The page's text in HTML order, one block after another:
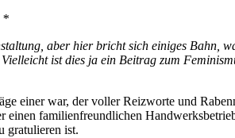
*
aber hier bricht sich einiges Bahn,
ist dies ja ein Beitrag zum
einer war, der voller Reizworte und
einen familienfreundlichen
gratulieren ist.